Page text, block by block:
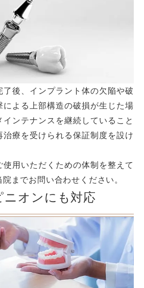
了後、インプラント体の欠陥や破
による上部構造の破損が生じた場
ンテナンスを継続していること
治療を受けられる保証制度を設け
用いただくための体制を整えて
までお問い合わせください。
オンにも対応